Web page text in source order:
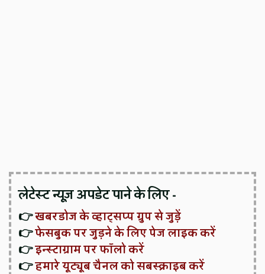
लेटेस्ट न्यूज़ अपडेट पाने के लिए -
👉खबरडोज के व्हाट्सप्प ग्रुप से जुड़ें
👉फेसबुक पर जुड़ने के लिए पेज लाइक करें
👉इन्स्टाग्राम पर फॉलो करें
👉हमारे यूट्यूब चैनल को सबस्क्राइब करें